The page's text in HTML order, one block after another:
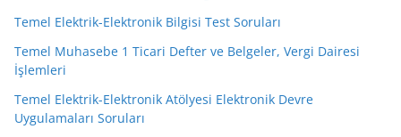
Temel Elektrik-Elektronik Bilgisi Test Soruları
Temel Muhasebe 1 Ticari Defter ve Belgeler, Vergi Dairesi
İşlemleri
Temel Elektrik-Elektronik Atölyesi Elektronik Devre
Uygulamaları Soruları